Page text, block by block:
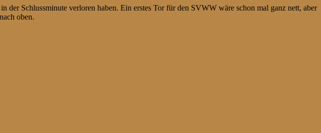
Schlussminute verloren haben. Ein erstes Tor für den SVWW wäre schon mal ganz nett, aber
oben.